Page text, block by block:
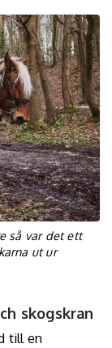
så var det ett
ut ur
skogskran
till en